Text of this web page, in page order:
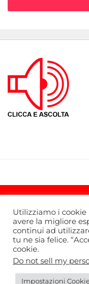
Bella Radio
Utilizziamo i cookie
avere la migliore
continui ad
tu ne sia felice.
cookie.
Do not sell my
Impostazioni